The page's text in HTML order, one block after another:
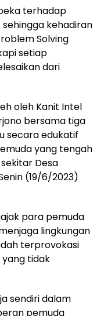
terhadap
kehadiran
Solving
setiap
dari
oleh Kanit Intel
bersama tiga
secara edukatif
yang tengah
Desa
(19/6/2023)
para pemuda
lingkungan
terprovokasi
tidak
sendiri dalam
pemuda